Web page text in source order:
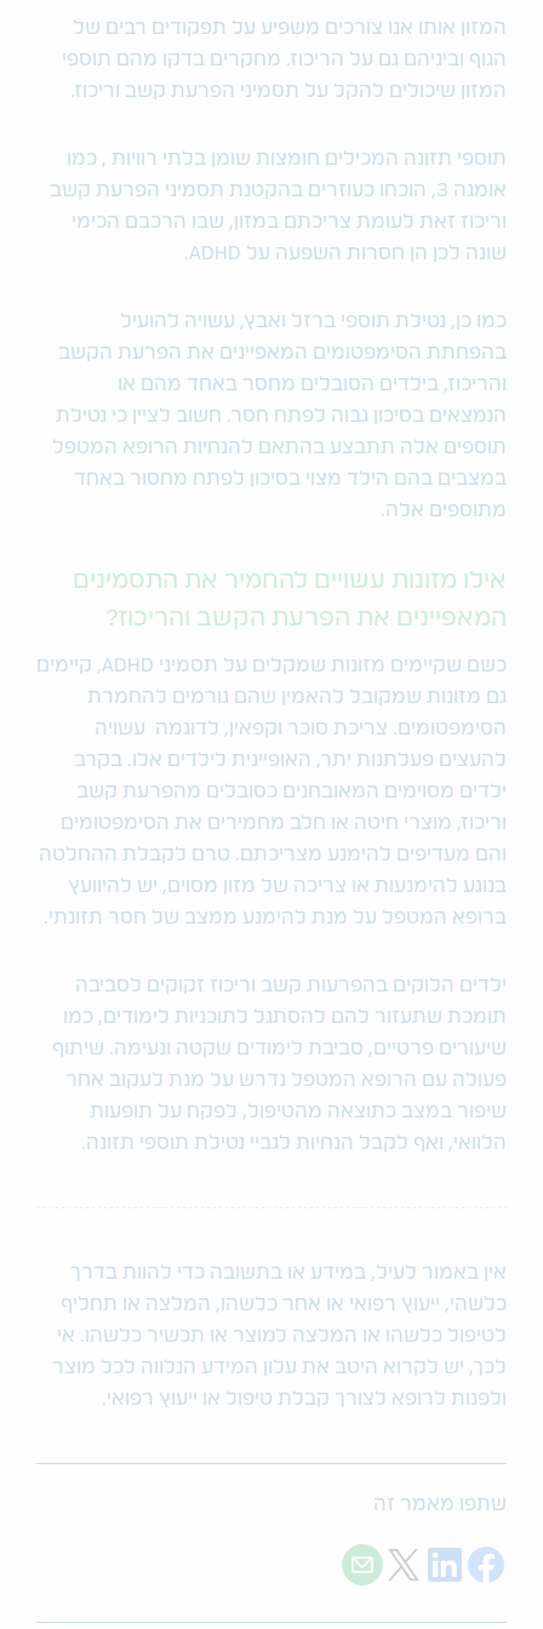
המזון אותו אנו צורכים משפיע על תפקודים רבים של
הגוף וביניהם גם על הריכוז. מחקרים בדקו מהם תוספי
המזון שיכולים להקל על תסמיני הפרעת קשב וריכוז.
תוספי תזונה המכילים חומצות שומן בלתי רוויות , כמו
אומגה 3, הוכחו כעוזרים בהקטנת תסמיני הפרעת קשב
וריכוז זאת לעומת צריכתם במזון, שבו הרכבם הכימי
שונה לכן הן חסרות השפעה על ADHD.
כמו כן, נטילת תוספי ברזל ואבץ, עשויה להועיל
בהפחתת הסימפטומים המאפיינים את הפרעת הקשב
והריכוז, בילדים הסובלים מחסר באחד מהם או
הנמצאים בסיכון גבוה לפתח חסר. חשוב לציין כי נטילת
תוספים אלה תתבצע בהתאם להנחיות הרופא המטפל
במצבים בהם הילד מצוי בסיכון לפתח מחסור באחד
מתוספים אלה.
אילו מזונות עשויים להחמיר את התסמינים
המאפיינים את הפרעת הקשב והריכוז?
כשם שקיימים מזונות שמקלים על תסמיני ADHD, קיימים
גם מזונות שמקובל להאמין שהם גורמים להחמרת
הסימפטומים. צריכת סוכר וקפאין, לדוגמה עשויה
להעצים פעלתנות יתר, האופיינית לילדים אלו. בקרב
ילדים מסוימים המאובחנים כסובלים מהפרעת קשב
וריכוז, מוצרי חיטה או חלב מחמירים את הסימפטומים
והם מעדיפים להימנע מצריכתם. טרם לקבלת ההחלטה
בנוגע להימנעות או צריכה של מזון מסוים, יש להיוועץ
ברופא המטפל על מנת להימנע ממצב של חסר תזונתי.
ילדים הלוקים בהפרעות קשב וריכוז זקוקים לסביבה
תומכת שתעזור להם להסתגל לתוכניות לימודים, כמו
שיעורים פרטיים, סביבת לימודים שקטה ונעימה. שיתוף
פעולה עם הרופא המטפל נדרש על מנת לעקוב אחר
שיפור במצב כתוצאה מהטיפול, לפקח על תופעות
הלוואי, ואף לקבל הנחיות לגביי נטילת תוספי תזונה.
אין באמור לעיל, במידע או בתשובה כדי להוות בדרך
כלשהי, ייעוץ רפואי או אחר כלשהו, המלצה או תחליף
לטיפול כלשהו או המלצה למוצר או תכשיר כלשהו. אי
לכך, יש לקרוא היטב את עלון המידע הנלווה לכל מוצר
ולפנות לרופא לצורך קבלת טיפול או ייעוץ רפואי.
שתפו מאמר זה
Share on Facebook
Share on LinkedIn
Share on Twitter
Share with E-mail